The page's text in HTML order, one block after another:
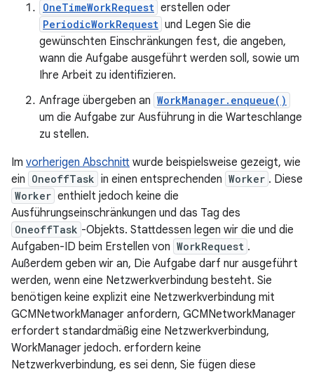
OneTimeWorkRequest erstellen oder
PeriodicWorkRequest und Legen Sie die
gewünschten Einschränkungen fest, die angeben,
wann die Aufgabe ausgeführt werden soll, sowie um
Ihre Arbeit zu identifizieren.
Anfrage übergeben an WorkManager.enqueue()
um die Aufgabe zur Ausführung in die Warteschlange
zu stellen.
Im vorherigen Abschnitt wurde beispielsweise gezeigt, wie
ein OneoffTask in einen entsprechenden Worker . Diese
Worker enthielt jedoch keine die
Ausführungseinschränkungen und das Tag des
OneoffTask -Objekts. Stattdessen legen wir die und die
Aufgaben-ID beim Erstellen von WorkRequest .
Außerdem geben wir an, Die Aufgabe darf nur ausgeführt
werden, wenn eine Netzwerkverbindung besteht. Sie
benötigen keine explizit eine Netzwerkverbindung mit
GCMNetworkManager anfordern, GCMNetworkManager
erfordert standardmäßig eine Netzwerkverbindung,
WorkManager jedoch. erfordern keine
Netzwerkverbindung, es sei denn, Sie fügen diese